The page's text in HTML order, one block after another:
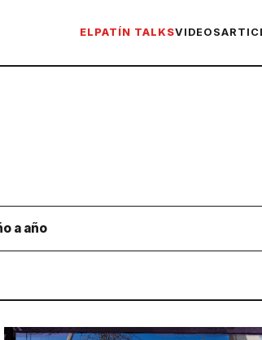
ELPATÍN TALKSVIDEOS
a año